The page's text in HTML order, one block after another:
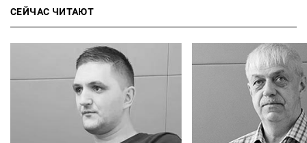
СЕЙЧАС ЧИТАЮТ